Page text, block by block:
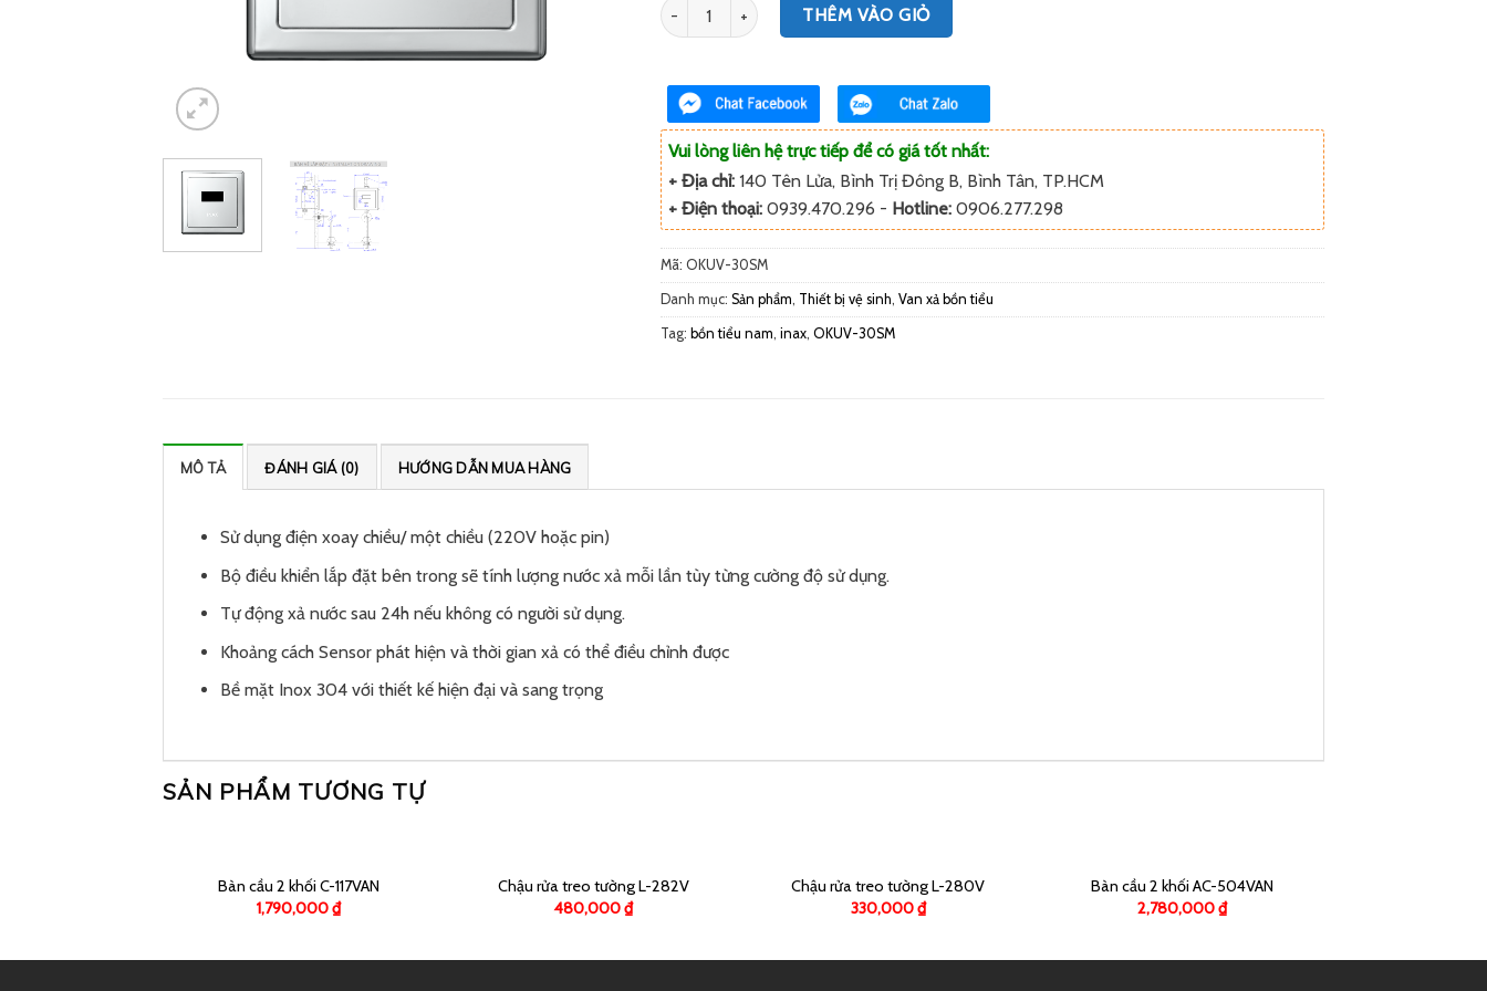
Số lượng THÊM VÀO GIỎ
Vui lòng liên hệ trực tiếp để có giá tốt nhất:
+ Địa chỉ: 140 Tên Lửa, Bình Trị Đông B, Bình Tân, TP.HCM
+ Điện thoại: 0939.470.296 - Hotline: 0906.277.298
Mã: OKUV-30SM
Danh mục: Sản phẩm, Thiết bị vệ sinh, Van xả bồn tiểu
Tag: bồn tiểu nam, inax, OKUV-30SM
MÔ TẢ ĐÁNH GIÁ (0) HƯỚNG DẪN MUA HÀNG
Sử dụng điện xoay chiều/ một chiều (220V hoặc pin)
Bộ điều khiển lắp đặt bên trong sẽ tính lượng nước xả mỗi lần tùy từng cường độ sử dụng.
Tự động xả nước sau 24h nếu không có người sử dụng.
Khoảng cách Sensor phát hiện và thời gian xả có thể điều chỉnh được
Bề mặt Inox 304 với thiết kế hiện đại và sang trọng
SẢN PHẨM TƯƠNG TỰ
Bàn cầu 2 khối C-117VAN
1,790,000₫
Chậu rửa treo tường L-282V
480,000₫
Chậu rửa treo tường L-280V
330,000₫
Bàn cầu 2 khối AC-504VAN
2,780,000₫